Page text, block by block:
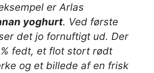
er Arlas
yoghurt. Ved første
det jo fornuftigt ud. Der
fedt, et flot stort rødt
og et billede af en frisk